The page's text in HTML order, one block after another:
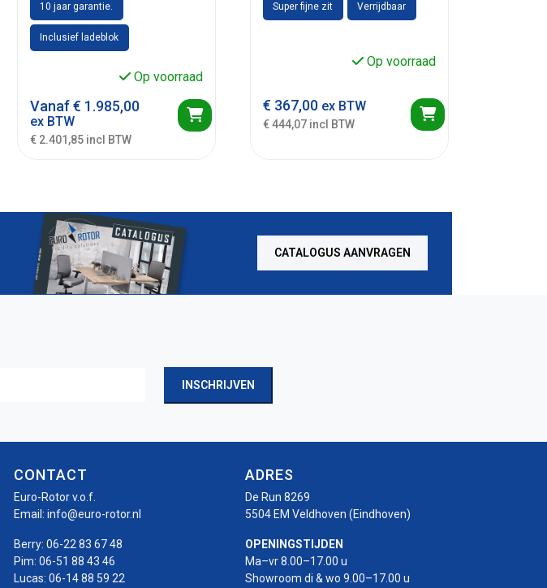
10 jaar garantie.
Inclusief ladeblok
Op voorraad
Vanaf€ 1.985,00
ex BTW
€ 2.401,85 incl BTW
Super fijne zit Verrijdbaar
Op voorraad
€ 367,00 ex BTW
€ 444,07 incl BTW
CATALOGUS AANVRAGEN
INSCHRIJVEN
CONTACT
Euro-Rotor v.o.f.
Email: info@euro-rotor.nl
Berry: 06-22 83 67 48
Pim: 06-51 88 43 46
Lucas: 06-14 88 59 22
ADRES
De Run 8269
5504 EM Veldhoven (Eindhoven)
OPENINGSTIJDEN
Ma–vr 8.00–17.00 u
Showroom di & wo 9.00–17.00 u